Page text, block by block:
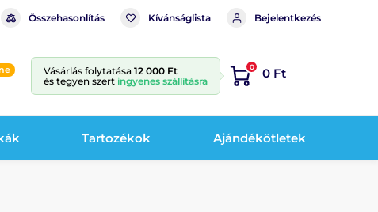
Összehasonlítás Kívánságlista Bejelentkezés
Vásárlás folytatása 12 000 Ft
és tegyen szert ingyenes szállításra
0 0 Ft
Tartozékok Ajándékötletek